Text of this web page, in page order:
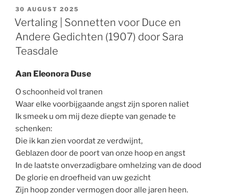
POSTED
ON
30 AUGUST 2025
Vertaling | Sonnetten voor Duce en
Andere Gedichten (1907) door Sara
Teasdale
Aan Eleonora Duse
O schoonheid vol tranen
Waar elke voorbijgaande angst zijn sporen naliet
Ik smeek u om mij deze diepte van genade te
schenken:
Die ik kan zien voordat ze verdwijnt,
Geblazen door de poort van onze hoop en angst
In de laatste onverzadigbare omhelzing van de dood
De glorie en droefheid van uw gezicht
Zijn hoop zonder vermogen door alle jaren heen.